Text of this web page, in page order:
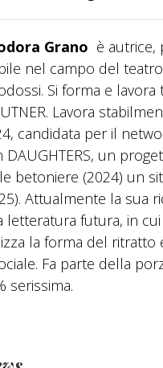
Grano è autrice,
nel campo del
Si forma e
Lavora
candidata per il
DAUGHTERS, un
betoniere (2024) un
Attualmente la sua
letteratura futura, in
la forma del ritratto
Fa parte della
serissima.